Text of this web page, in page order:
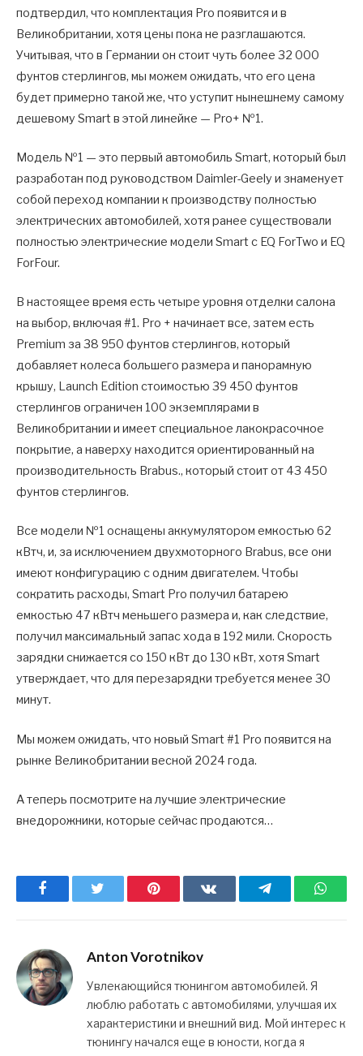
подтвердил, что комплектация Pro появится и в
Великобритании, хотя цены пока не разглашаются.
Учитывая, что в Германии он стоит чуть более 32 000
фунтов стерлингов, мы можем ожидать, что его цена
будет примерно такой же, что уступит нынешнему самому
дешевому Smart в этой линейке — Pro+ №1.
Модель №1 — это первый автомобиль Smart, который был
разработан под руководством Daimler-Geely и знаменует
собой переход компании к производству полностью
электрических автомобилей, хотя ранее существовали
полностью электрические модели Smart с EQ ForTwo и EQ
ForFour.
В настоящее время есть четыре уровня отделки салона
на выбор, включая #1. Pro + начинает все, затем есть
Premium за 38 950 фунтов стерлингов, который
добавляет колеса большего размера и панорамную
крышу, Launch Edition стоимостью 39 450 фунтов
стерлингов ограничен 100 экземплярами в
Великобритании и имеет специальное лакокрасочное
покрытие, а наверху находится ориентированный на
производительность Brabus., который стоит от 43 450
фунтов стерлингов.
Все модели №1 оснащены аккумулятором емкостью 62
кВтч, и, за исключением двухмоторного Brabus, все они
имеют конфигурацию с одним двигателем. Чтобы
сократить расходы, Smart Pro получил батарею
емкостью 47 кВтч меньшего размера и, как следствие,
получил максимальный запас хода в 192 мили. Скорость
зарядки снижается со 150 кВт до 130 кВт, хотя Smart
утверждает, что для перезарядки требуется менее 30
минут.
Мы можем ожидать, что новый Smart #1 Pro появится на
рынке Великобритании весной 2024 года.
А теперь посмотрите на лучшие электрические
внедорожники, которые сейчас продаются…
Facebook Pinterest ВКонтактеTelegram
Anton Vorotnikov
Увлекающийся тюнингом автомобилей. Я
люблю работать с автомобилями, улучшая их
характеристики и внешний вид. Мой интерес к
тюнингу начался еще в юности, когда я